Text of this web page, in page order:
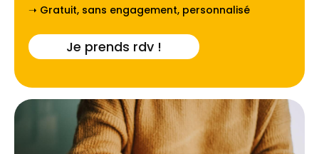
➝ Gratuit, sans engagement, personnalisé
Je prends rdv !